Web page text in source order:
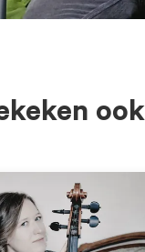
ook